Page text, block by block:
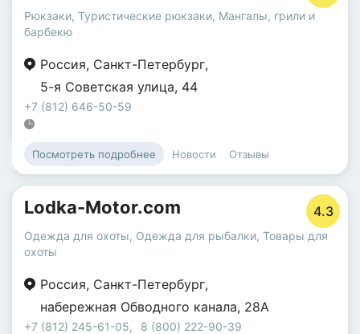
Рюкзаки, Туристические рюкзаки, Мангалы, грили и
барбекю
Россия, Санкт-Петербург,
5-я Советская улица, 44
+7 (812) 646-50-59
Посмотреть подробнее Новости Отзывы
Lodka-Motor.com 4.3
Одежда для охоты, Одежда для рыбалки, Товары для
охоты
Россия, Санкт-Петербург,
набережная Обводного канала, 28А
+7 (812) 245-61-05, 8 (800) 222-90-39